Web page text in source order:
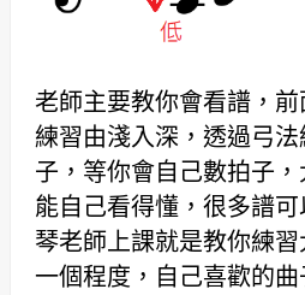
老師主要教你會看譜，
練習由淺入深，透過弓
子，等你會自己數拍子
能自己看得懂，很多譜
琴老師上課就是教你練
一個程度，自己喜歡的